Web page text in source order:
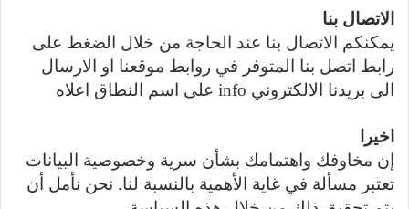
الاتصال بنا
يمكنكم الاتصال بنا عند الحاجة من خلال الضغط على
رابط اتصل بنا المتوفر في روابط موقعنا او الارسال
الى بريدنا الالكتروني info على اسم النطاق اعلاه
اخيرا
إن مخاوفك واهتمامك بشأن سرية وخصوصية البيانات
تعتبر مسألة في غاية الأهمية بالنسبة لنا. نحن نأمل أن